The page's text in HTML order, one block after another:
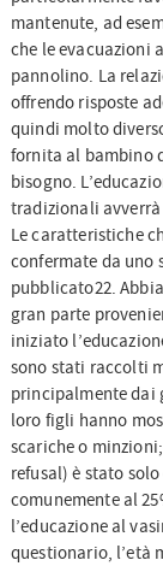
mantenute, ad
che le evacuazioni
pannolino. La
offrendo risposte
quindi molto
fornita al bambino
bisogno.
tradizionali
Le caratteristiche
confermate da uno
pubblicato22.
gran parte
iniziato
sono stati raccolti
principalmente dai
loro figli hanno
scariche o
refusal) è stato
comunemente al
l’educazione al
questionario, l’età